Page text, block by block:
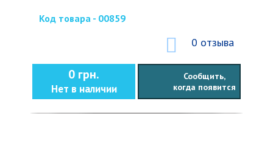
Код товара - 00859
0 отзыва
0 грн.
Нет в наличии
Сообщить,
когда появится